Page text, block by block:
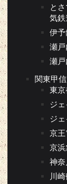
と
気鉄
伊
瀬
瀬戸
関東甲
東
ジ
ジ
京
京浜
神
川